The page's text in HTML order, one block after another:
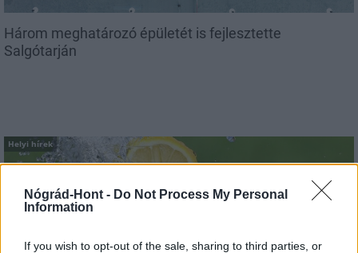
Nógrád-Hont - Do Not Process My Personal
Information
If you wish to opt-out of the sale, sharing to third parties, or
Három meghatározó épületét is fejlesztette
Salgótarján
Helyi hírek